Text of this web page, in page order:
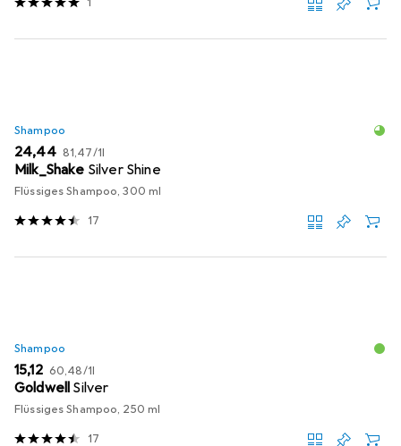
1
Shampoo
EUR
24,44 EUR
81,47/1l
Milk_Shake Silver Shine
Flüssiges Shampoo, 300 ml
17
Shampoo
EUR
15,12 EUR
60,48/1l
Goldwell Silver
Flüssiges Shampoo, 250 ml
17